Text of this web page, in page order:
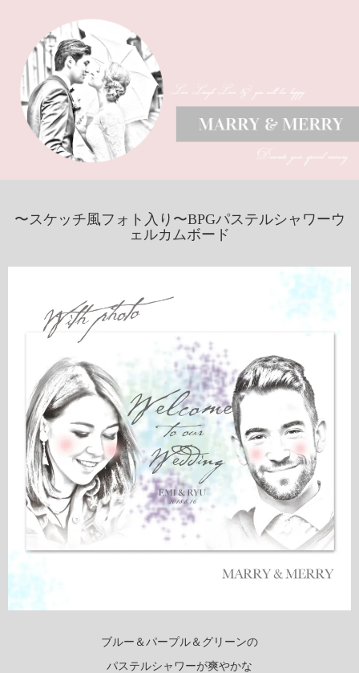
〜スケッチ風フォト入り〜BPGパステルシャワーウ
ェルカムボード
ブルー＆パープル＆グリーンの
パステルシャワーが爽やかな